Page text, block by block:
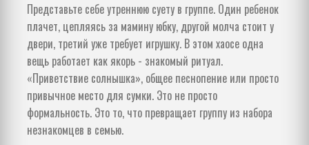
Представьте себе утреннюю суету в группе. Один ребенок
плачет, цепляясь за мамину юбку, другой молча стоит у
двери, третий уже требует игрушку. В этом хаосе одна
вещь работает как якорь - знакомый ритуал.
«Приветствие солнышка», общее песнопение или просто
привычное место для сумки. Это не просто
формальность. Это то, что превращает группу из набора
незнакомцев в семью.